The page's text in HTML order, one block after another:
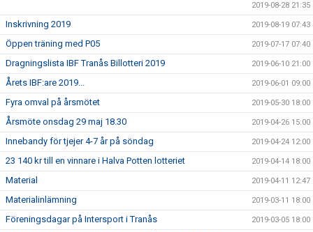
2019-08-28 21:35
Inskrivning 2019 2019-08-19 07:43
Öppen träning med P05 2019-07-17 07:40
Dragningslista IBF Tranås Billotteri 2019 2019-06-10 21:00
Årets IBF:are 2019... 2019-06-01 09:00
Fyra omval på årsmötet 2019-05-30 18:00
Årsmöte onsdag 29 maj 18.30 2019-04-26 15:00
Innebandy för tjejer 4-7 år på söndag 2019-04-24 12:00
23 140 kr till en vinnare i Halva Potten lotteriet 2019-04-14 18:00
Material 2019-04-11 12:47
Materialinlämning 2019-03-11 18:00
Föreningsdagar på Intersport i Tranås 2019-03-05 18:00